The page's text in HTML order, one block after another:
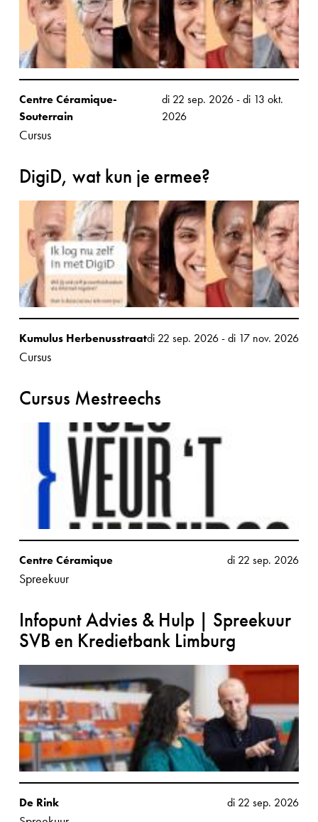
Centre Céramique-
Souterrain
Cursus
di 22 sep. 2026-di 13 okt.
2026
DigiD, wat kun je ermee?
Kumulus Herbenusstraat
Cursus
di 22 sep. 2026-di 17 nov. 2026
Cursus Mestreechs
Centre Céramique
Spreekuur
di 22 sep. 2026
Infopunt Advies & Hulp | Spreekuur
SVB en Kredietbank Limburg
De Rink di 22 sep. 2026